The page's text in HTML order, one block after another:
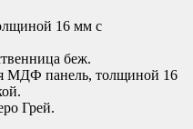
16 мм с
беж.
МДФ панель, толщиной 16
Грей.